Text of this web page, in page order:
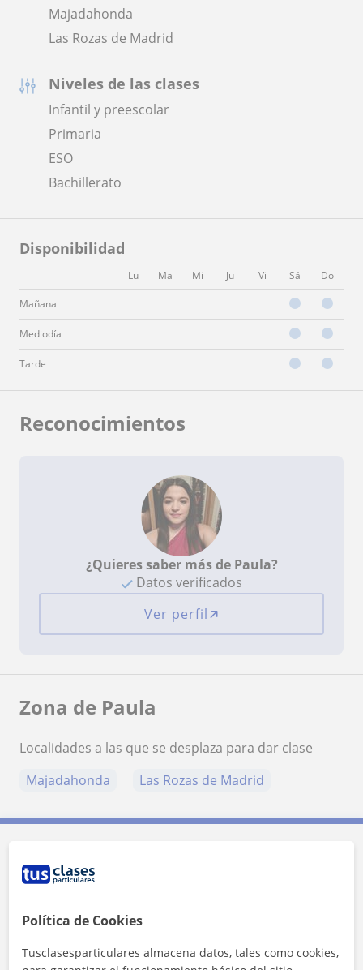
Majadahonda
Las Rozas de Madrid
Niveles de las clases
Infantil y preescolar
Primaria
ESO
Bachillerato
Disponibilidad
Lu Ma Mi Ju Vi Sá Do
Mañana
Mediodía
Tarde
Reconocimientos
¿Quieres saber más de Paula?
Datos verificados
Ver perfil
Zona de Paula
Localidades a las que se desplaza para dar clase
Majadahonda
Las Rozas de Madrid
Contacta con Paula
Tarifa
1ª clase gratis
Política de Cookies
Tusclasesparticulares almacena datos, tales como cookies,